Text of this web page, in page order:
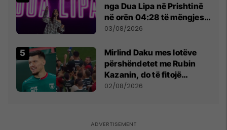
nga Dua Lipa në Prishtinë
në orën 04:28 të mëngjesit
- dhe bota digjitale serbe
03/08/2026
Mirlind Daku mes lotëve
përshëndetet me Rubin
Kazanin, do të fitojë
miliona te Spartak Moska
02/08/2026